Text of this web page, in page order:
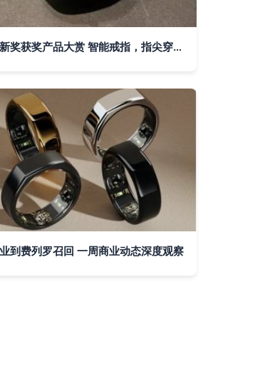
年度最佳创新奖获奖产品大赏 智能戒指，指尖穿戴的未来之光
到费列罗召回 一周商业动态深度观察